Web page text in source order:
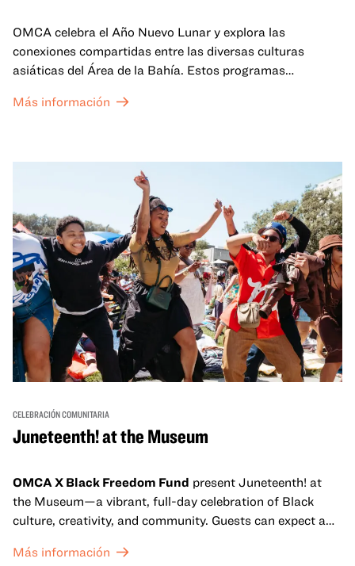
OMCA celebra el Año Nuevo Lunar y explora las
conexiones compartidas entre las diversas culturas
asiáticas del Área de la Bahía. Estos programas
celebran y honran las tradiciones del Año Nuevo Lunar a
un espacio para que nuestras comunidades AAPI se
reúnan y se eleven mutuamente con círculos de curación
tanto presenciales como virtuales.
Más información
CELEBRACIÓN COMUNITARIA
Juneteenth! at the Museum
OMCA X Black Freedom Fund present Juneteenth! at
the Museum—a vibrant, full-day celebration of Black
culture, creativity, and community. Guests can expect a
sets from boundary-pushing artists, delicious offerings
Más información